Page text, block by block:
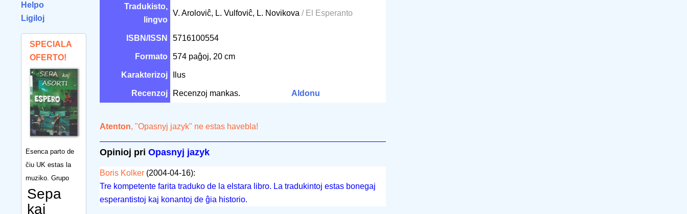
Helpo
Ligiloj
SPECIALA
OFERTO!
Esenca parto de
ĉiu UK estas la
muziko. Grupo
Sepa
kaj
Tradukisto,
lingvo
V. Aroloviĉ, L. Vulfoviĉ, L. Novikova / El Esperanto
ISBN/ISSN 5716100554
Formato 574 paĝoj, 20 cm
Karakterizoj Ilus
Recenzoj Recenzoj mankas. Aldonu
Atenton, "Opasnyj jazyk" ne estas havebla!
Opinioj pri Opasnyj jazyk
Boris Kolker (2004-04-16):
Tre kompetente farita traduko de la elstara libro. La tradukintoj estas bonegaj
esperantistoj kaj konantoj de ĝia historio.